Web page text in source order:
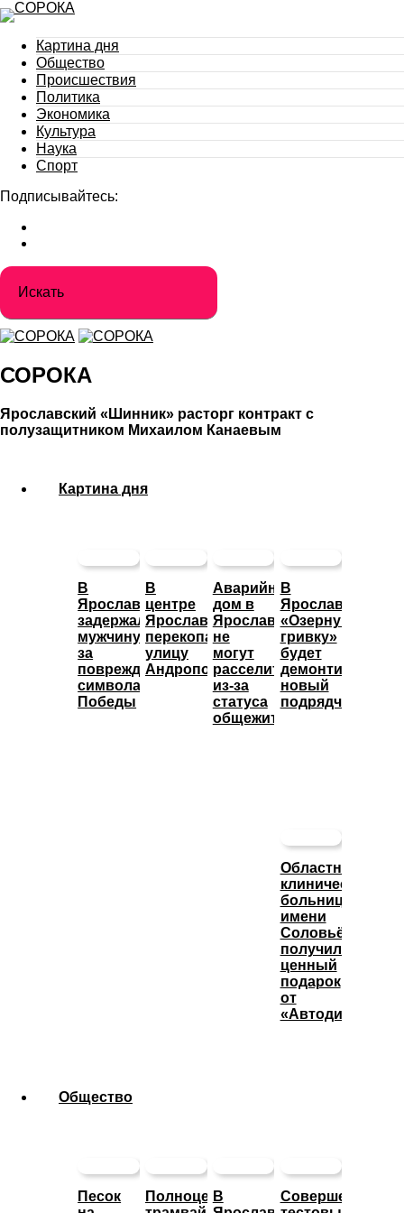
Картина дня
Общество
Происшествия
Политика
Экономика
Культура
Наука
Спорт
Подписывайтесь:
СОРОКА
Ярославский «Шинник» расторг контракт с
полузащитником Михаилом Канаевым
Картина дня
В
Ярославле
задержали
мужчину
за
повреждение
символа
Победы
В
центре
Ярославля
перекопали
улицу
Андропова
Аварийный
дом в
Ярославле
не
могут
расселить
из-за
статуса
общежития
В
Ярославле
«Озерную
гривку»
будет
демонтировать
новый
подрядчик
Областная
клиническая
больница
имени
Соловьёва
получила
ценный
подарок
от
«Автодизеля»
Общество
Песок
Полноценное
В
Совершен